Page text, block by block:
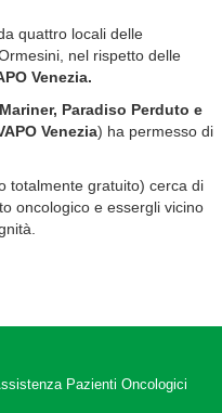
quattro locali delle
nel rispetto delle
Venezia.
Paradiso Perduto e
Venezia) ha permesso di
totalmente gratuito) cerca di
oncologico e essergli vicino
Pazienti Oncologici